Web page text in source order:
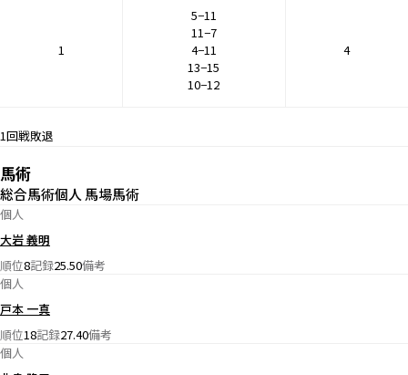
1
5−11
11−7
4−11
13−15
10−12
4
1回戦敗退
馬術
総合馬術個人 馬場馬術
個人
大岩 義明
順位8記録25.50備考
個人
戸本 一真
順位18記録27.40備考
個人